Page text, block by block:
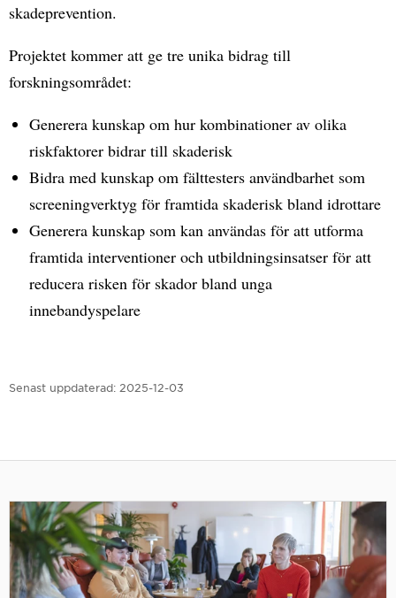
skadeprevention.
Projektet kommer att ge tre unika bidrag till
forskningsområdet:
Generera kunskap om hur kombinationer av olika
riskfaktorer bidrar till skaderisk
Bidra med kunskap om fälttesters användbarhet som
screeningverktyg för framtida skaderisk bland idrottare
Generera kunskap som kan användas för att utforma
framtida interventioner och utbildningsinsatser för att
reducera risken för skador bland unga
innebandyspelare
Senast uppdaterad: 2025-12-03